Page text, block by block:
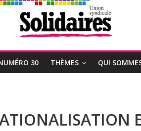
30 THÈMES QUI